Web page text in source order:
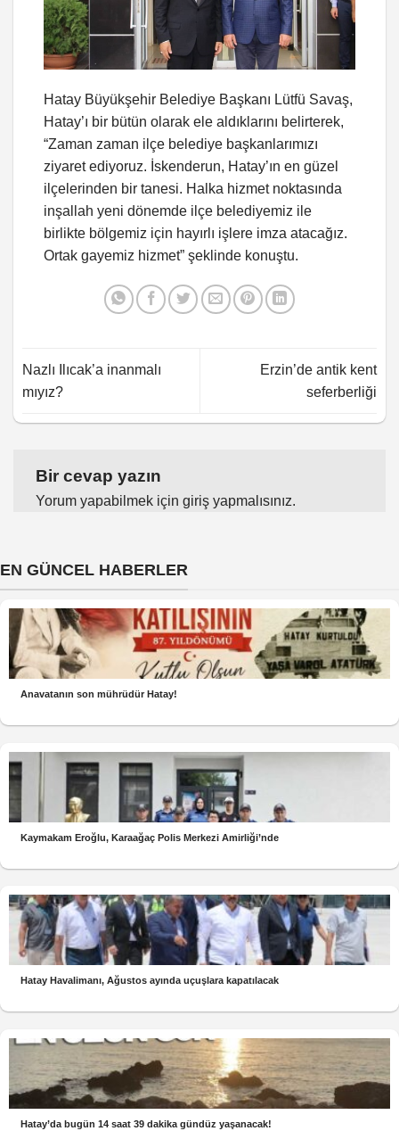
Hatay Büyükşehir Belediye Başkanı Lütfü Savaş,
Hatay’ı bir bütün olarak ele aldıklarını belirterek,
“Zaman zaman ilçe belediye başkanlarımızı
ziyaret ediyoruz. İskenderun, Hatay’ın en güzel
ilçelerinden bir tanesi. Halka hizmet noktasında
inşallah yeni dönemde ilçe belediyemiz ile
birlikte bölgemiz için hayırlı işlere imza atacağız.
Ortak gayemiz hizmet” şeklinde konuştu.
Nazlı Ilıcak’a inanmalı
mıyız?
Erzin’de antik kent
seferberliği
Bir cevap yazın
Yorum yapabilmek için giriş yapmalısınız.
EN GÜNCEL HABERLER
Anavatanın son mührüdür Hatay!
Kaymakam Eroğlu, Karaağaç Polis Merkezi Amirliği’nde
Hatay Havalimanı, Ağustos ayında uçuşlara kapatılacak
Hatay’da bugün 14 saat 39 dakika gündüz yaşanacak!